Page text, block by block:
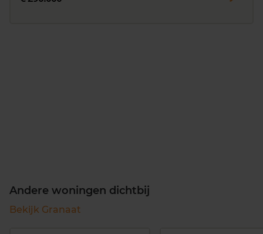
Andere woningen dichtbij
Bekijk Granaat